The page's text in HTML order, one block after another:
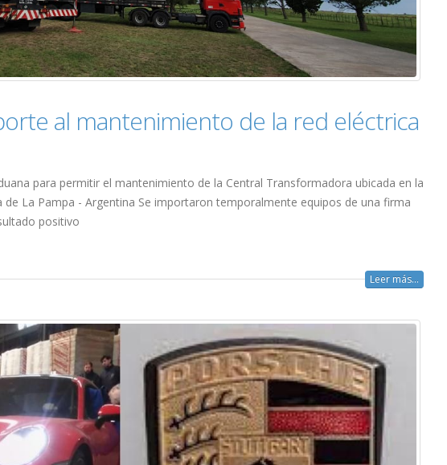
al mantenimiento de la red eléctrica
para permitir el mantenimiento de la Central Transformadora ubicada en la
de La Pampa - Argentina Se importaron temporalmente equipos de una firma
positivo
Leer más...